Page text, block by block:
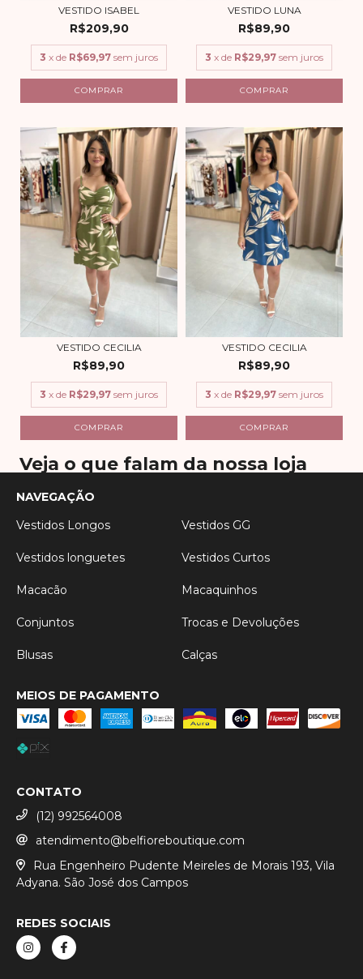
VESTIDO ISABEL
R$209,90
3 x de R$69,97 sem juros
COMPRAR
VESTIDO LUNA
R$89,90
3 x de R$29,97 sem juros
COMPRAR
VESTIDO CECILIA
R$89,90
3 x de R$29,97 sem juros
COMPRAR
VESTIDO CECILIA
R$89,90
3 x de R$29,97 sem juros
COMPRAR
Veja o que falam da nossa loja
NAVEGAÇÃO
Vestidos Longos
Vestidos GG
Vestidos longuetes Vestidos Curtos
Macacão Macaquinhos
Conjuntos Trocas e Devoluções
Blusas Calças
MEIOS DE PAGAMENTO
CONTATO
(12) 992564008
atendimento@belfioreboutique.com
Rua Engenheiro Pudente Meireles de Morais 193, Vila
Adyana. São José dos Campos
REDES SOCIAIS